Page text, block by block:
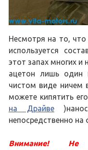
Несмотря на то,
используется
этот запах многих и
ацетон лишь один
чистом виде ничем
можете кипятить
на Драйве
непосредственно на
Внимание! Не